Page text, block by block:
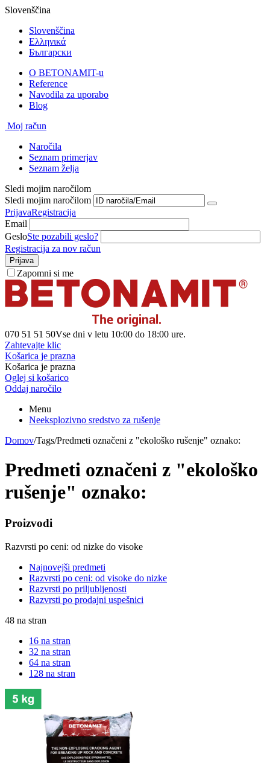
Slovenščina
Slovenščina
Ελληνικά
Български
O BETONAMIT-u
Reference
Navodila za uporabo
Blog
Moj račun
Naročila
Seznam primerjav
Seznam želja
Sledi mojim naročilom
Sledi mojim naročilom
PrijavaRegistracija
Email
GesloSte pozabili geslo?
Registracija za nov račun
Prijava
Zapomni si me
070 51 51 50Vse dni v letu 10:00 do 18:00 ure.
Zahtevajte klic
Košarica je prazna
Košarica je prazna
Oglej si košarico
Oddaj naročilo
Menu
Neeksplozivno sredstvo za rušenje
Domov/Tags/Predmeti označeni z "ekološko rušenje" oznako:
Predmeti označeni z "ekološko
rušenje" oznako:
Proizvodi
Razvrsti po ceni: od nizke do visoke
Najnovejši predmeti
Razvrsti po ceni: od visoke do nizke
Razvrsti po priljubljenosti
Razvrsti po prodajni uspešnici
48 na stran
16 na stran
32 na stran
64 na stran
128 na stran